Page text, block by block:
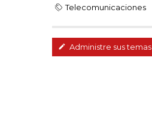
Telecomunicaciones
Administre sus temas